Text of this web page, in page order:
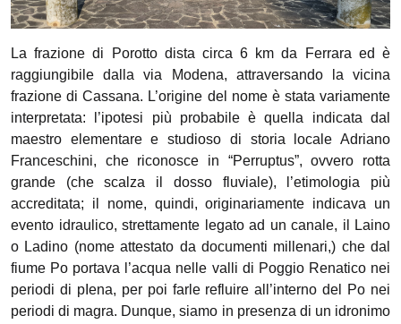
La frazione di Porotto dista circa 6 km da Ferrara ed è
raggiungibile dalla via Modena, attraversando la vicina
frazione di Cassana. L’origine del nome è stata variamente
interpretata: l’ipotesi più probabile è quella indicata dal
maestro elementare e studioso di storia locale Adriano
Franceschini, che riconosce in “Perruptus”, ovvero rotta
grande (che scalza il dosso fluviale), l’etimologia più
accreditata; il nome, quindi, originariamente indicava un
evento idraulico, strettamente legato ad un canale, il Laino
o Ladino (nome attestato da documenti millenari,) che dal
fiume Po portava l’acqua nelle valli di Poggio Renatico nei
periodi di pIena, per poi farle refluire all’interno del Po nei
periodi di magra. Dunque, siamo in presenza di un idronimo